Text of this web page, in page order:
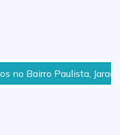
Paulista, Jaraguá,